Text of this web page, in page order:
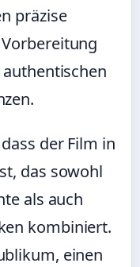
präzise
der Film in
das sowohl
als auch
kombiniert.
einen